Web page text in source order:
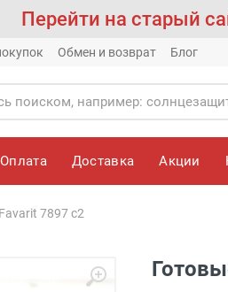
Перейти на старый
Обмен и возврат Блог
Оплата Доставка Акции
7897 c2